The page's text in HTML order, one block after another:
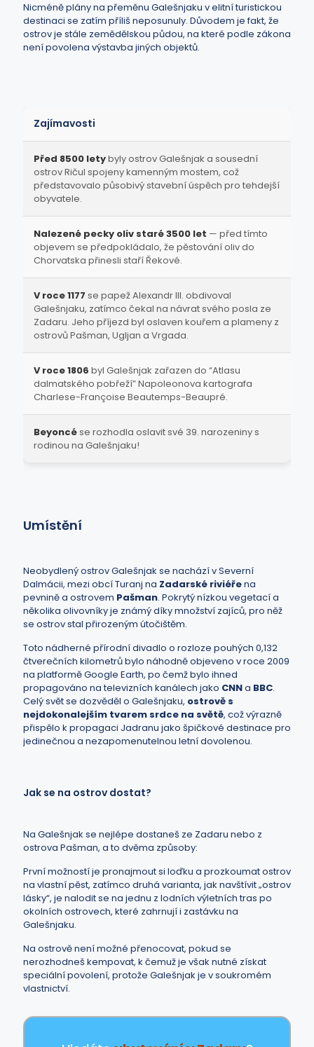
Nicméně plány na přeměnu Galešnjaku v elitní turistickou
destinaci se zatím příliš neposunuly. Důvodem je fakt, že
ostrov je stále zemědělskou půdou, na které podle zákona
není povolena výstavba jiných objektů.
Zajímavosti
Před 8500 letybyly ostrov Galešnjak a sousední
ostrov Ričul spojeny kamenným mostem, což
představovalo působivý stavební úspěch pro tehdejší
obyvatele.
Nalezené pecky oliv staré 3500 let — před tímto
objevem se předpokládalo, že pěstování oliv do
Chorvatska přinesli staří Řekové.
V roce 1177 se papež Alexandr III. obdivoval
Galešnjaku, zatímco čekal na návrat svého posla ze
Zadaru. Jeho příjezd byl oslaven kouřem a plameny z
ostrovů Pašman, Ugljan a Vrgada.
V roce 1806 byl Galešnjak zařazen do “Atlasu
dalmatského pobřeží” Napoleonova kartografa
Charlese-Françoise Beautemps-Beaupré.
Beyoncése rozhodla oslavit své 39. narozeniny s
rodinou na Galešnjaku!
Umístění
Neobydlený ostrov Galešnjak se nachází v Severní
Dalmácii, mezi obcí Turanj na Zadarské riviéřena
pevnině a ostrovem Pašman. Pokrytý nízkou vegetací a
několika olivovníky je známý díky množství zajíců, pro něž
se ostrov stal přirozeným útočištěm.
Toto nádherné přírodní divadlo o rozloze pouhých 0,132
čtverečních kilometrů bylo náhodně objeveno v roce 2009
na platformě Google Earth, po čemž bylo ihned
propagováno na televizních kanálech jako CNNa BBC.
Celý svět se dozvěděl o Galešnjaku, ostrově s
nejdokonalejším tvarem srdce na světě, což výrazně
přispělo k propagaci Jadranu jako špičkové destinace pro
jedinečnou a nezapomenutelnou letní dovolenou.
Jak se na ostrov dostat?
Na Galešnjak se nejlépe dostaneš ze Zadaru nebo z
ostrova Pašman, a to dvěma způsoby:
První možností je pronajmout si loďku a prozkoumat ostrov
na vlastní pěst, zatímco druhá varianta, jak navštívit „ostrov
lásky“, je nalodit se na jednu z lodních výletních tras po
okolních ostrovech, které zahrnují i zastávku na
Galešnjaku.
Na ostrově není možné přenocovat, pokud se
nerozhodneš kempovat, k čemuž je však nutné získat
speciální povolení, protože Galešnjak je v soukromém
vlastnictví.